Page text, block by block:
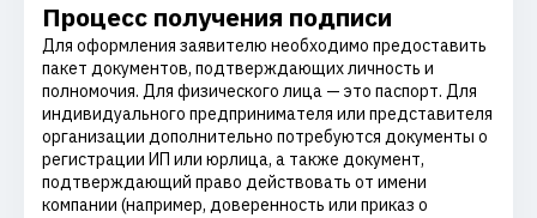
Процесс получения подписи
Для оформления заявителю необходимо предоставить
пакет документов, подтверждающих личность и
полномочия. Для физического лица — это паспорт. Для
индивидуального предпринимателя или представителя
организации дополнительно потребуются документы о
регистрации ИП или юрлица, а также документ,
подтверждающий право действовать от имени
компании (например, доверенность или приказ о